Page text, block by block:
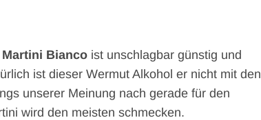
Martini Bianco ist unschlagbar günstig und
ist dieser Wermut Alkohol er nicht mit den
unserer Meinung nach gerade für den
wird den meisten schmecken.